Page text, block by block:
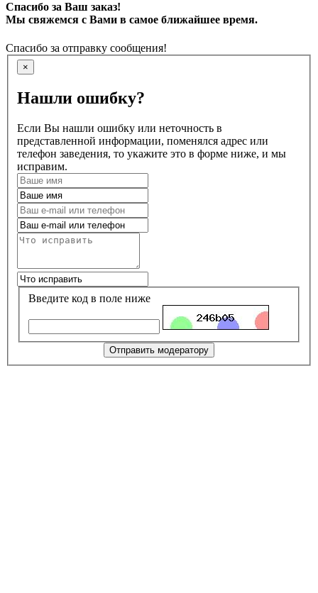
Спасибо за Ваш заказ!
Мы свяжемся с Вами в самое ближайшее время.
Спасибо за отправку сообщения!
×
Нашли ошибку?
Если Вы нашли ошибку или неточность в
представленной информации, поменялся адрес или
телефон заведения, то укажите это в форме ниже, и мы
исправим.
Введите код в поле ниже
Отправить модератору